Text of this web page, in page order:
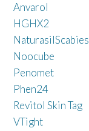
Anvarol
HGHX2
NaturasilScabies
Noocube
Penomet
Phen24
Revitol Skin Tag
VTight